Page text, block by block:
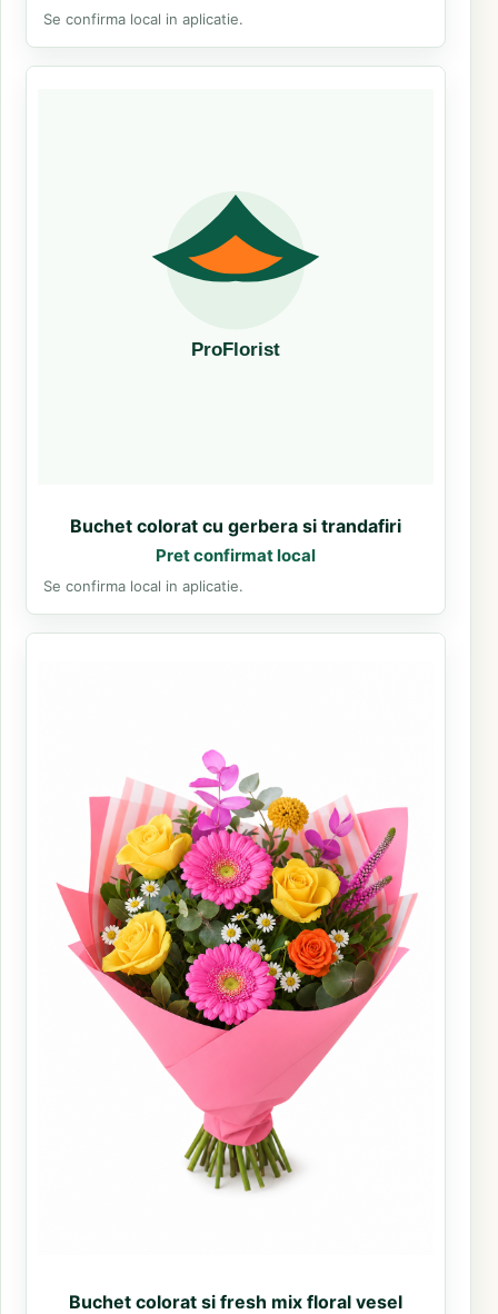
Se confirma local in aplicatie.
Buchet colorat cu gerbera si trandafiri
Pret confirmat local
Se confirma local in aplicatie.
Buchet colorat si fresh mix floral vesel